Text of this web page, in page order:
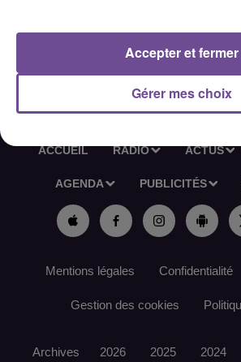
Référence France Travail : 176JWYT
ACCUEIL RADIO ACTUS
AGENDA PUBLICITÉS
Mentions légales Confidentialité
Gestion des cookies
Archives 2026 2025 2024
Gérer mes choix
Accepter et fermer